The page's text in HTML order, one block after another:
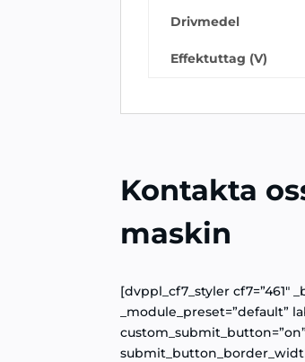
Drivmedel
Effektuttag (V)
Kontakta
maskin
[dvppl_cf7_styler cf7=”461″
_module_preset=”default”